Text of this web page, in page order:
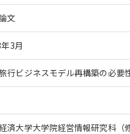
文
3月
行ビジネスモデル再構築の必要
済大学大学院経営情報研究科（